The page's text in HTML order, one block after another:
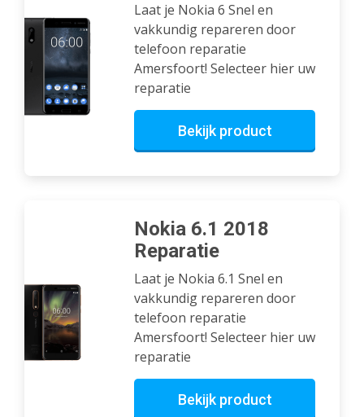
Laat je Nokia 6 Snel en
vakkundig repareren door
telefoon reparatie
Amersfoort! Selecteer hier uw
reparatie
Bekijk product
Nokia 6.1 2018
Reparatie
Laat je Nokia 6.1 Snel en
vakkundig repareren door
telefoon reparatie
Amersfoort! Selecteer hier uw
reparatie
Bekijk product